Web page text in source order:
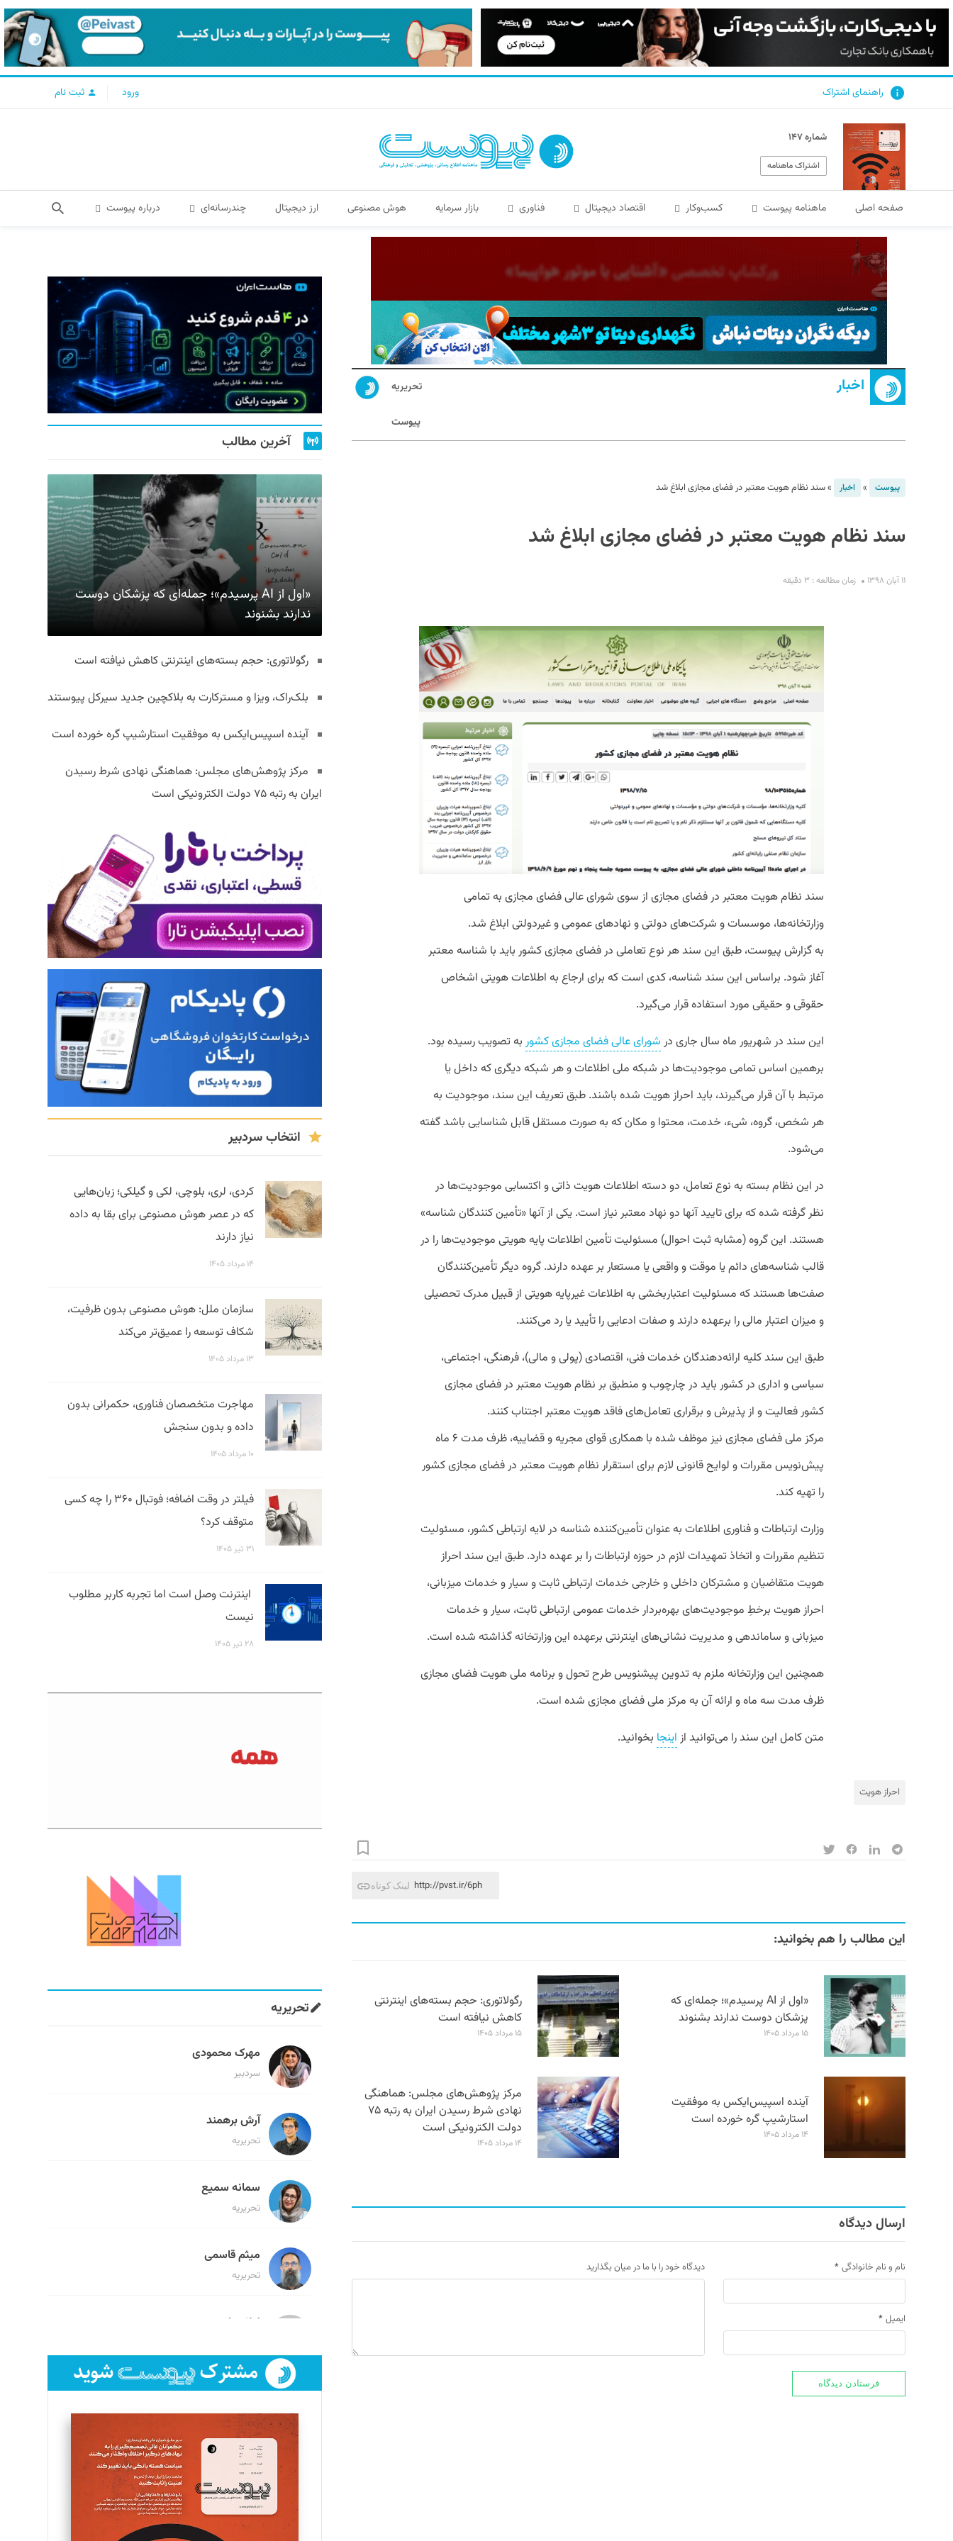
راهنمای اشتراک ورود ثبت نام
شماره ۱۴۷
اشتراک ماهنامه
صفحه اصلی ماهنامه پیوست کسب‌و‌کار اقتصاد دیجیتال فناوری بازار سرمایه هوش مصنوعی ارز دیجیتال چندرسانه‌ای درباره پیوست
اخبار تحریریه
پیوست
پیوست » اخبار »سند نظام هویت معتبر در فضای مجازی ابلاغ شد
سند نظام هویت معتبر در فضای مجازی ابلاغ شد
۱۱ آبان ۱۳۹۸ زمان مطالعه : ۳ دقیقه
سند نظام هویت معتبر در فضای مجازی از سوی شورای عالی فضای مجازی به تمامی
وزارتخانه‌ها، موسسات و شرکت‌های دولتی و نهادهای عمومی و غیردولتی ابلاغ شد.
به گزارش پیوست، طبق این سند هر نوع تعاملی در فضای مجازی کشور باید با شناسه معتبر
آغاز شود. براساس این سند شناسه، کدی است که برای ارجاع به اطلاعات هویتی اشخاص
حقوقی و حقیقی مورد استفاده قرار می‌گیرد.
این سند در شهریور ماه سال جاری در شورای عالی فضای مجازی کشور به تصویب رسیده بود.
برهمین اساس تمامی موجودیت‌ها در شبکه ملی اطلاعات و هر شبکه دیگری که داخل یا
مرتبط با آن قرار می‌گیرند، باید احراز هویت شده باشند. طبق تعریف این سند، موجودیت به
هر شخص، گروه، شیء، خدمت، محتوا و مکان که به صورت مستقل قابل شناسایی باشد گفته
می‌شود.
در این نظام بسته به نوع تعامل، دو دسته اطلاعات هویت ذاتی و اکتسابی موجودیت‌ها در
نظر گرفته شده که برای تایید آنها دو نهاد معتبر نیاز است. یکی از آنها «تأمین کنندگان شناسه»
هستند. این گروه (مشابه ثبت احوال) مسئولیت تأمین اطلاعات پایه هویتی موجودیت‌ها را در
قالب شناسه‌های دائم یا موقت و واقعی یا مستعار بر عهده دارند. گروه دیگر تأمین‌کنندگان
صفت‌ها هستند که مسئولیت اعتباربخشی به اطلاعات غیرپایه­ هویتی از قبیل مدرک تحصیلی
و میزان اعتبار مالی را برعهده دارند و صفات ادعایی را تأیید یا رد می‌کنند.
طبق این سند کلیه ارائه­‌دهندگان خدمات فنی، اقتصادی (پولی و مالی)، فرهنگی، اجتماعی،
سیاسی و اداری در کشور باید در چارچوب و منطبق بر نظام هویت معتبر در فضای مجازی
کشور فعالیت و از پذیرش و برقراری تعامل­‌های فاقد هویت معتبر اجتناب کنند.
مرکز ملی فضای مجازی نیز موظف شده با همکاری قوای مجریه و قضاییه، ظرف مدت ۶ ماه
پیش‌نویس مقررات و لوایح قانونی لازم برای استقرار نظام هویت معتبر در فضای مجازی کشور
را تهیه کند.
وزارت ارتباطات و فناوری اطلاعات به عنوان تأمین‌کننده شناسه در لایه ارتباطی کشور، مسئولیت
تنظیم مقررات و اتخاذ تمهیدات لازم در حوزه ارتباطات را بر عهده دارد. طبق این سند احراز
هویت متقاضیان و مشترکان داخلی و خارجی خدمات ارتباطی ثابت و سیار و خدمات میزبانی،
احراز هویت برخطِ موجودیت­‌های بهره‌­بردار خدمات عمومی ارتباطی ثابت، سیار و خدمات
میزبانی و ساماندهی و مدیریت نشانی‌­های اینترنتی برعهده این وزارتخانه گذاشته شده است.
همچنین این وزارتخانه ملزم به تدوین پیشنویس طرح تحول و برنامه ملی هویت فضای مجازی
ظرف مدت سه ماه و ارائه آن به مرکز ملی فضای مجازی شده است.
متن کامل این سند را می‌توانید از اینجا بخوانید.
احراز هویت
لینک کوتاه http://pvst.ir/6ph
این مطالب را هم بخوانید:
«اول از AI پرسیدم»؛ جمله‌ای که
پزشکان دوست ندارند بشنوند
۱۵ مرداد ۱۴۰۵
رگولاتوری: حجم بسته‌های اینترنتی
کاهش نیافته است
۱۵ مرداد ۱۴۰۵
آینده اسپیس‌ایکس به موفقیت
استارشیپ گره خورده است
۱۴ مرداد ۱۴۰۵
مرکز پژوهش‌های مجلس: هماهنگی
نهادی شرط رسیدن ایران به رتبه ۷۵
دولت الکترونیکی است
۱۴ مرداد ۱۴۰۵
ارسال دیدگاه
نام و نام خانوادگی *
ایمیل *
دیدگاه خود را با ما در میان بگذارید
آخرین مطالب
«اول از AI پرسیدم»؛ جمله‌ای که پزشکان دوست
ندارند بشنوند
رگولاتوری: حجم بسته‌های اینترنتی کاهش نیافته است
بلک‌راک، ویزا و مسترکارت به بلاکچین جدید سیرکل پیوستند
آینده اسپیس‌ایکس به موفقیت استارشیپ گره خورده است
مرکز پژوهش‌های مجلس: هماهنگی نهادی شرط رسیدن
ایران به رتبه ۷۵ دولت الکترونیکی است
انتخاب سردبیر
کردی، لری، بلوچی، لکی و گیلکی؛ زبان‌هایی
که در عصر هوش مصنوعی برای بقا به داده
نیاز دارند
۱۴ مرداد ۱۴۰۵
سازمان ملل: هوش مصنوعی بدون ظرفیت،
شکاف توسعه را عمیق‌تر می‌کند
۱۳ مرداد ۱۴۰۵
مهاجرت متخصصان فناوری، حکمرانی بدون
داده و بدون سنجش
۱۰ مرداد ۱۴۰۵
فیلتر در وقت اضافه؛ فوتبال ۳۶۰ را چه کسی
متوقف کرد؟
۳۱ تیر ۱۴۰۵
اینترنت وصل است اما تجربه کاربر مطلوب
نیست
۲۸ تیر ۱۴۰۵
تحریریه
مهرک محمودی
سردبیر
آرش برهمند
تحریریه
سمانه سمیع
تحریریه
میثم قاسمی
تحریریه
لیلا حنارود
فائزه فتحی رستمی
تحریریه
سروش کرمیان
تحریریه
مینا پاکدل